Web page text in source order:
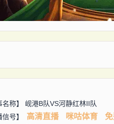
名称】 岘港B队VS河静红林II队
信号】
高清直播 咪咕体育